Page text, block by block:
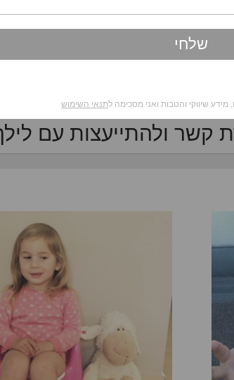
למדור למשפחה המתרחבת.
מעשיות להתמודדות עם אח חדש
בין אחים וכל מה שצריך לדעת
קשר ולהתייעצות עם
מידע שיווקי והטבות ואני מסכימה לתנאי השימוש